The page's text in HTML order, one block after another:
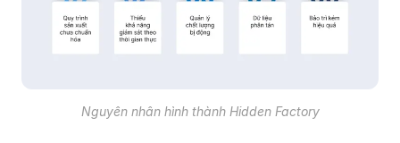
Nguyên nhân hình thành Hidden Factory